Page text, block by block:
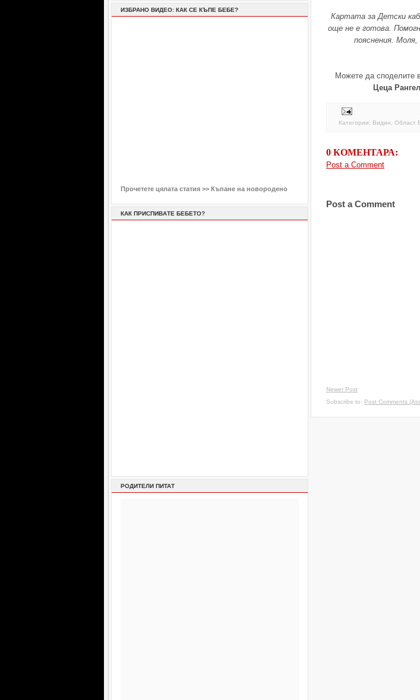
ИЗБРАНО ВИДЕО: КАК СЕ КЪПЕ БЕБЕ?
Прочетете цялата статия >> Къпане на новородено
КАК ПРИСПИВАТЕ БЕБЕТО?
РОДИТЕЛИ ПИТАТ
Картата за Детски
още не е готова.
пояснения. Моля,
Можете да споделите
Цеца
Категории: Видин Област
0 КОМЕНТАРА:
Post a Comment
Post a Comment
Newer Post
Subscribe to: Post Comments